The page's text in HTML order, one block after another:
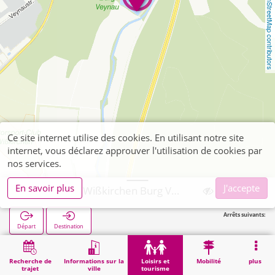
OpenStreetMap contributors
Recherche de
trajet
Informations sur la
ville
Loisirs et
tourisme
Mobilité plus
Départ Destination
Arrêts suivants:
Démarrage Loisirs et tourisme Euskirchen, Wißkirchen Burg Veynau (POI)
Ce site internet utilise des cookies. En utilisant notre site
internet, vous déclarez approuver l'utilisation de cookies par
nos services.
En savoir plus
J'accepte